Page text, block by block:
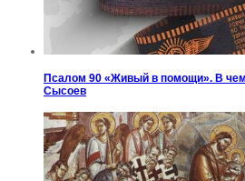
Псалом 90 «Живый в помощи». В
Сысоев